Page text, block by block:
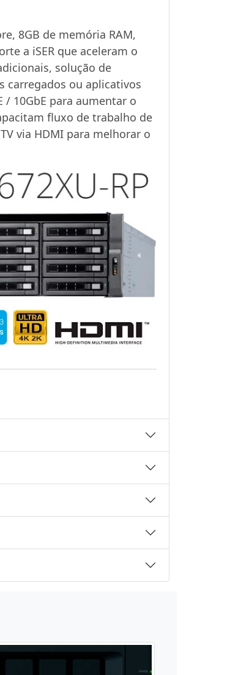
8GB de memória RAM,
a iSER que aceleram o
solução de
carregados ou aplicativos
/ 10GbE para aumentar o
fluxo de trabalho de
via HDMI para melhorar o